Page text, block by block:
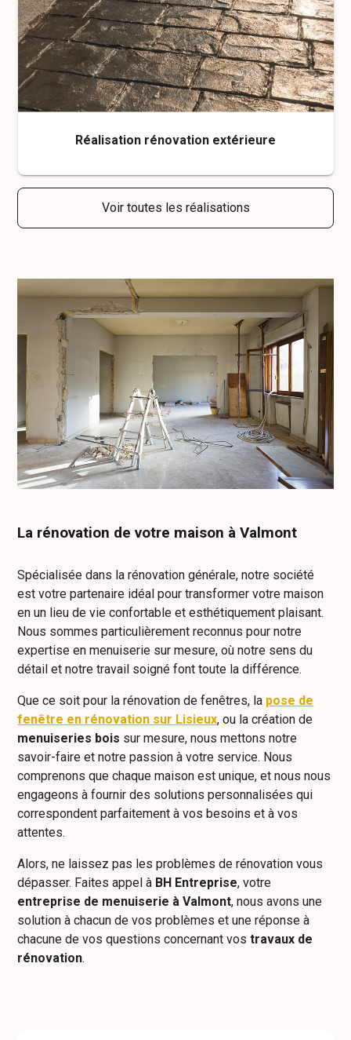
Réalisation rénovation extérieure
Voir toutes les réalisations
La rénovation de votre maison à Valmont
Spécialisée dans la rénovation générale, notre société
est votre partenaire idéal pour transformer votre maison
en un lieu de vie confortable et esthétiquement plaisant.
Nous sommes particulièrement reconnus pour notre
expertise en menuiserie sur mesure, où notre sens du
détail et notre travail soigné font toute la différence.
Que ce soit pour la rénovation de fenêtres, la pose de
fenêtre en rénovation sur Lisieux, ou la création de
menuiseries bois sur mesure, nous mettons notre
savoir-faire et notre passion à votre service. Nous
comprenons que chaque maison est unique, et nous nous
engageons à fournir des solutions personnalisées qui
correspondent parfaitement à vos besoins et à vos
attentes.
Alors, ne laissez pas les problèmes de rénovation vous
dépasser. Faites appel à BH Entreprise, votre
entreprise de menuiserie à Valmont, nous avons une
solution à chacun de vos problèmes et une réponse à
chacune de vos questions concernant vos travaux de
rénovation.